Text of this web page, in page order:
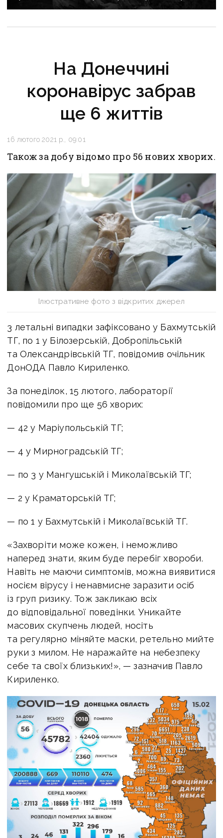
підписів
На Донеччині
коронавірус забрав
ще 6 життів
16 лютого 2021 р., 09:01
Також за добу відомо про 56 нових хворих.
Ілюстративне фото з відкритих джерел
3 летальні випадки зафіксовано у Бахмутській
ТГ, по 1 у Білозерській, Добропільській
та Олександрівській ТГ, повідомив очільник
ДонОДА Павло Кириленко.
За понеділок, 15 лютого, лабораторії
повідомили про ще 56 хворих:
— 42 у Маріупольській ТГ;
— 4 у Мирноградській ТГ;
— по 3 у Мангушській і Миколаївській ТГ;
— 2 у Краматорській ТГ;
— по 1 у Бахмутській і Миколаївській ТГ.
«Захворіти може кожен, і неможливо
наперед знати, яким буде перебіг хвороби.
Навіть не маючи симптомів, можна виявитися
носієм вірусу і ненавмисне заразити осіб
із груп ризику. Тож закликаю всіх
до відповідальної поведінки. Уникайте
масових скупчень людей, носіть
та регулярно міняйте маски, ретельно мийте
руки з милом. Не наражайте на небезпеку
себе та своїх близьких!», — зазначив Павло
Кириленко.